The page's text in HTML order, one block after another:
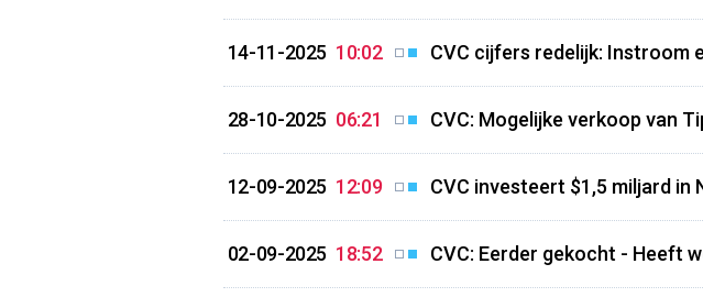
14-11-2025 10:02 CVC cijfers redelijk: Instroom
28-10-2025 06:21 CVC: Mogelijke verkoop van
12-09-2025 12:09 CVC investeert $1,5 miljard in
02-09-2025 18:52 CVC: Eerder gekocht - Heeft